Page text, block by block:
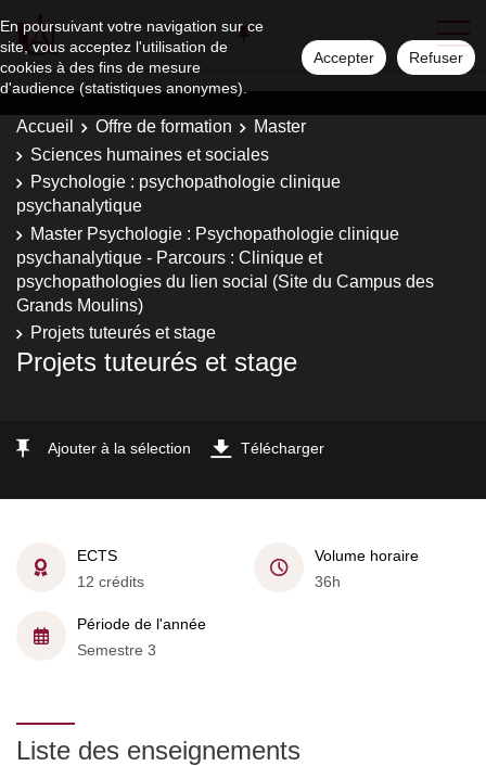
En poursuivant votre navigation sur ce
site, vous acceptez l'utilisation de
cookies à des fins de mesure
d'audience (statistiques anonymes).
Accepter Refuser
Accueil Offre de formation
Master
Sciences humaines et sociales
Psychologie : psychopathologie clinique
psychanalytique
Master Psychologie : Psychopathologie clinique
psychanalytique - Parcours : Clinique et
psychopathologies du lien social (Site du Campus des
Grands Moulins)
Projets tuteurés et stage
Projets tuteurés et stage
Ajouter à la sélection Télécharger
ECTS
12 crédits
Volume horaire
36h
Période de l'année
Semestre 3
Liste des enseignements